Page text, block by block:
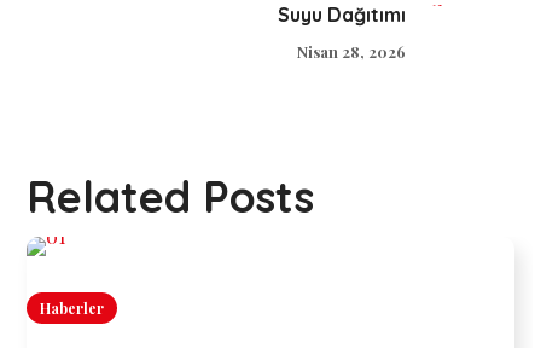
Suyu Dağıtımı
Nisan 28, 2026
Related Posts
Haberler